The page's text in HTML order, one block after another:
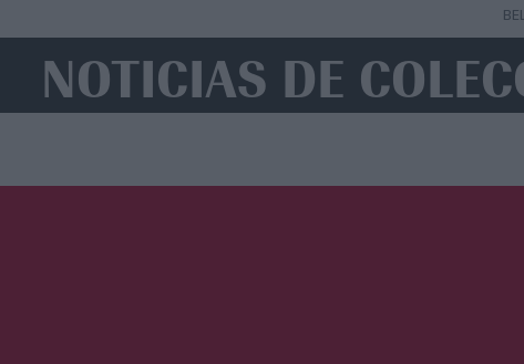
NOTICIAS DE